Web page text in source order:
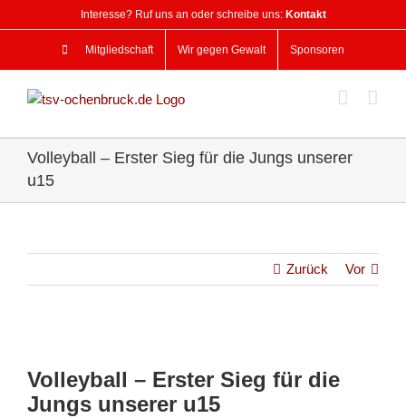
Inhalt
Interesse? Ruf uns an oder schreibe uns: Kontakt
Mitgliedschaft Wir gegen Gewalt Sponsoren
Volleyball – Erster Sieg für die Jungs unserer
u15
Zurück Vor
grösseres
Bild
Volleyball – Erster Sieg für die
Jungs unserer u15